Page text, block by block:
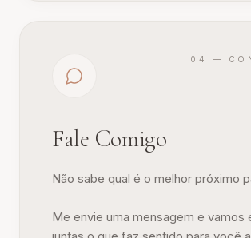
04 —
Fale Comigo
Não sabe qual é o melhor próximo
Me envie uma mensagem e vamos